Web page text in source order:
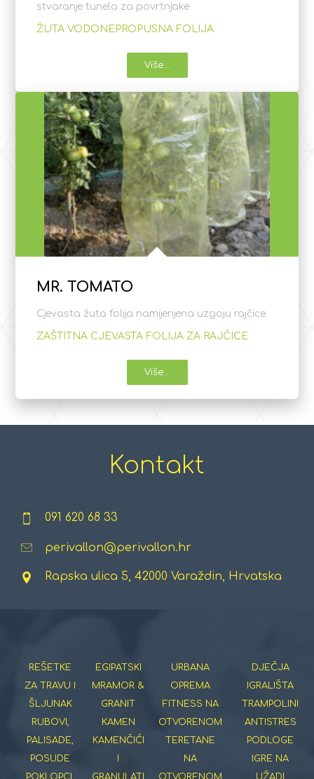
stvaranje tunela za povrtnjake
ŽUTA VODONEPROPUSNA FOLIJA
Više...
MR. TOMATO
Cjevasta žuta folija namijenjena uzgoju rajčice
ZAŠTITNA CJEVASTA FOLIJA ZA RAJČICE
Više...
Kontakt
091 620 68 33
perivallon@perivallon.hr
Rapska ulica 5, 42000 Varaždin, Hrvatska
REŠETKE
ZA TRAVU I
ŠLJUNAK
RUBOVI,
PALISADE,
POSUDE
POKLOPCI,
EGIPATSKI
MRAMOR &
GRANIT
KAMEN
KAMENČIĆI
I
GRANULATI
URBANA
OPREMA
FITNESS NA
OTVORENOM
TERETANE
NA
OTVORENOM
DJEČJA
IGRALIŠTA
TRAMPOLINI
ANTISTRES
PODLOGE
IGRE NA
UŽADI